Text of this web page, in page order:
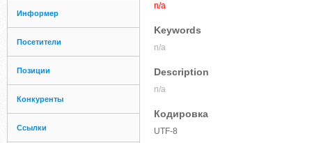
Информер
Посетители
Позиции
Конкуренты
Ссылки
n/a
Keywords
n/a
Description
n/a
Кодировка
UTF-8